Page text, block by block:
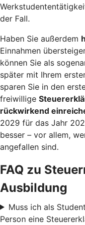
der Fall.
Haben Sie außerdem
Einnahmen
können Sie als
später mit Ihrem
sparen Sie in den
freiwillige
rückwirkend
2029 für das Jahr
besser – vor allem,
angefallen sind.
FAQ zu
Ausbildung
Muss ich als
Person eine